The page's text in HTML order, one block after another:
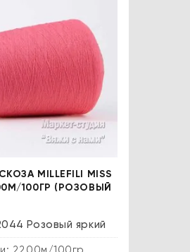
MILLEFILI MISS
100ГР (РОЗОВЫЙ
Розовый яркий